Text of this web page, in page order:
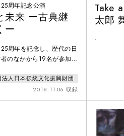
周年記念公演
未来 ー古典継
ー
周年を記念し、歴代の日
のなかから19名が参加し
美穂子（東京藝術大学音
」 シテ（山伏） 山本泰
琉球舞踊「かせかけ」
法人日本伝統文化振興財団
2018.11.06 収録
Take
太郎
-